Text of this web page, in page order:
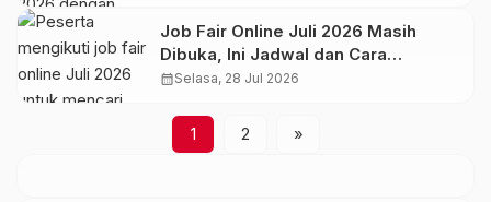
Job Fair Online Juli 2026 Masih
Dibuka, Ini Jadwal dan Cara
Daftarnya
calendar_monthSelasa, 28 Jul 2026
1 2 »